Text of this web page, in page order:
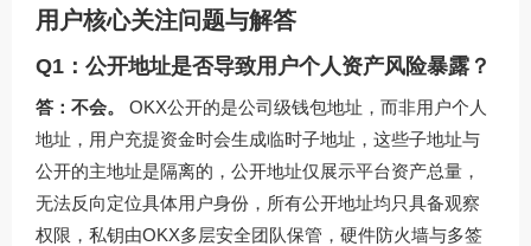
用户核心关注问题与解答
Q1：公开地址是否导致用户个人资产风险暴露？
答：不会。
OKX公开的是公司级钱包地址，而非用户个人
地址，用户充提资金时会生成临时子地址，这些子地址与
公开的主地址是隔离的，公开地址仅展示平台资产总量，
无法反向定位具体用户身份，所有公开地址均只具备观察
权限，私钥由OKX多层安全团队保管，硬件防火墙与多签